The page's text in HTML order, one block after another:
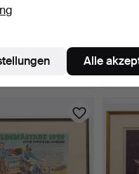
SVENSSON.
BO
106
Alle